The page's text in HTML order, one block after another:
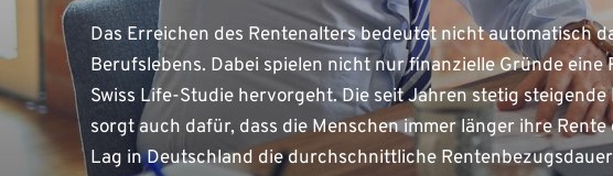
Das Erreichen des Rentenalters bedeutet nicht automatisch
Berufslebens. Dabei spielen nicht nur finanzielle Gründe eine
Swiss Life-Studie hervorgeht. Die seit Jahren stetig
sorgt auch dafür, dass die Menschen immer länger ihre Rente
Lag in Deutschland die durchschnittliche